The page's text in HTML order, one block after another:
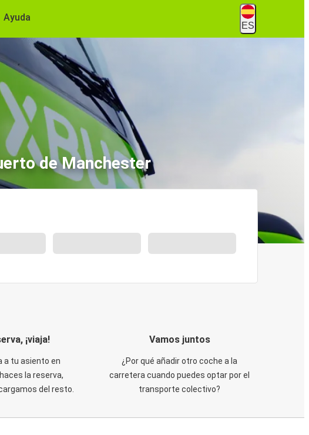
Ayuda
ES
de Manchester
¡viaja!
a tu asiento en
la reserva,
del resto.
Vamos juntos
¿Por qué añadir otro coche a la
carretera cuando puedes optar por el
transporte colectivo?